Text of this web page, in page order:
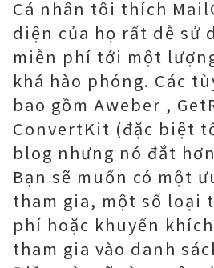
Cá nhân tôi thích
diện của họ rất dễ sử
miễn phí tới một
khá hào phóng. Các
bao gồm Aweber ,
ConvertKit (đặc biệt
blog nhưng nó đắt
Bạn sẽ muốn có một
tham gia, một số loại
phí hoặc khuyến
tham gia vào danh